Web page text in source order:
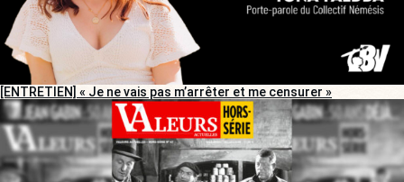
[ENTRETIEN] « Je ne vais pas m’arrêter et me censurer »